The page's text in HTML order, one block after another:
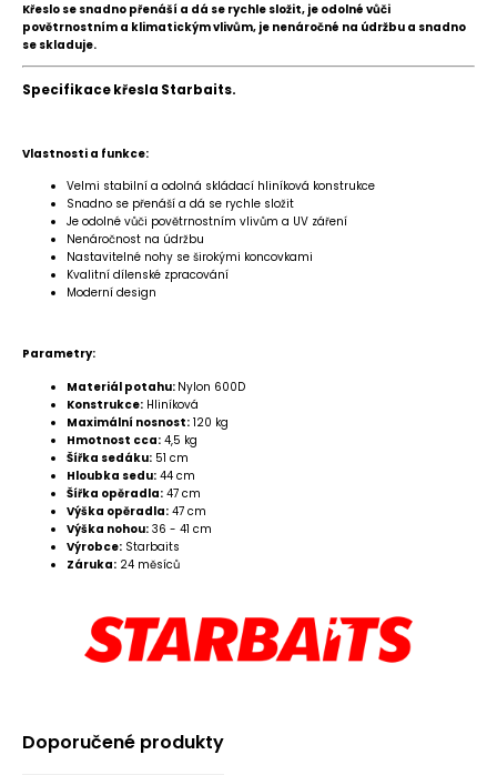
Křeslo se snadno přenáší a dá se rychle složit, je odolné vůči
povětrnostním a klimatickým vlivům, je nenáročné na údržbu a snadno
se skladuje.
Specifikace křesla Starbaits.
Vlastnosti a funkce:
Velmi stabilní a odolná skládací hliníková konstrukce
Snadno se přenáší a dá se rychle složit
Je odolné vůči povětrnostním vlivům a UV záření
Nenáročnost na údržbu
Nastavitelné nohy se širokými koncovkami
Kvalitní dílenské zpracování
Moderní design
Parametry:
Materiál potahu: Nylon 600D
Konstrukce: Hliníková
Maximální nosnost: 120 kg
Hmotnost cca: 4,5 kg
Šířka sedáku: 51 cm
Hloubka sedu: 44 cm
Šířka opěradla: 47 cm
Výška opěradla: 47 cm
Výška nohou: 36 - 41 cm
Výrobce: Starbaits
Záruka: 24 měsíců
Doporučené produkty